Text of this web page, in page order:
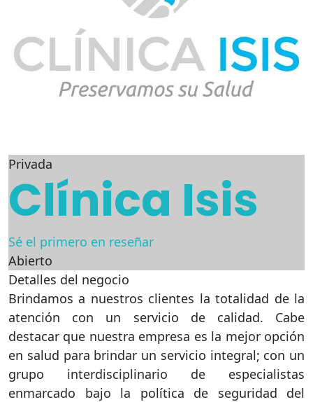
Privada
Clínica Isis
Sé el primero en reseñar
Abierto
Detalles del negocio
Brindamos a nuestros clientes la totalidad de la
atención con un servicio de calidad. Cabe
destacar que nuestra empresa es la mejor opción
en salud para brindar un servicio integral; con un
grupo interdisciplinario de especialistas
enmarcado bajo la política de seguridad del